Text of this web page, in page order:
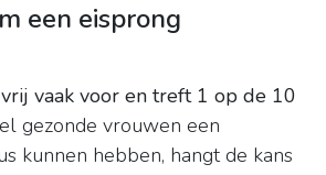
een eisprong
vaak voor en treft 1 op de 10
gezonde vrouwen een
kunnen hebben, hangt de kans